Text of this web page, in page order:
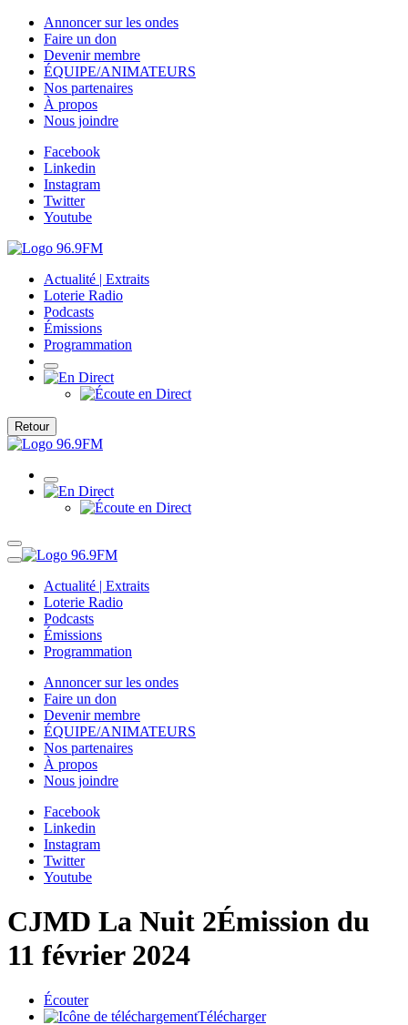
Annoncer sur les ondes
Faire un don
Devenir membre
ÉQUIPE/ANIMATEURS
Nos partenaires
À propos
Nous joindre
Facebook
Linkedin
Instagram
Twitter
Youtube
Actualité | Extraits
Loterie Radio
Podcasts
Émissions
Programmation
Retour
Actualité | Extraits
Loterie Radio
Podcasts
Émissions
Programmation
Annoncer sur les ondes
Faire un don
Devenir membre
ÉQUIPE/ANIMATEURS
Nos partenaires
À propos
Nous joindre
Facebook
Linkedin
Instagram
Twitter
Youtube
CJMD La Nuit 2Émission du
11 février 2024
Écouter
Télécharger